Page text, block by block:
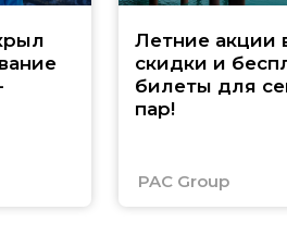
Летние акции
скидки и
билеты для
пар!
PAC Group